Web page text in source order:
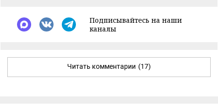
Подписывайтесь на наши
каналы
Читать комментарии (17)